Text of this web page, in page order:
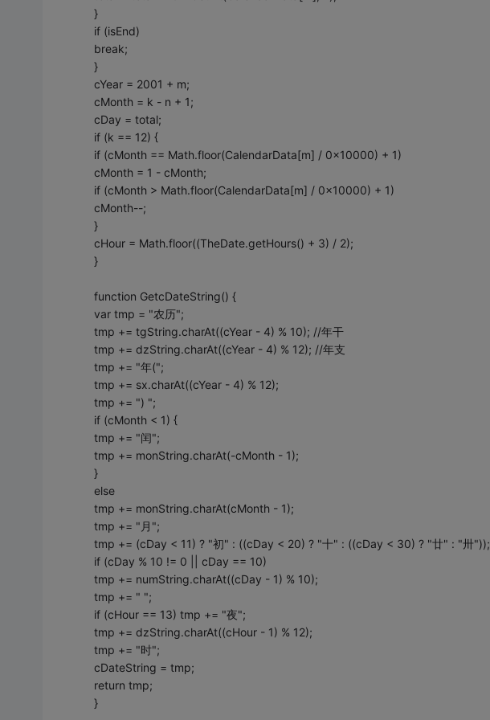
}
if (isEnd)
break;
}
cYear = 2001 + m;
cMonth = k - n + 1;
cDay = total;
if (k == 12) {
if (cMonth == Math.floor(CalendarData[m] / 0x10000) + 1)
cMonth = 1 - cMonth;
if (cMonth > Math.floor(CalendarData[m] / 0x10000) + 1)
cMonth--;
}
cHour = Math.floor((TheDate.getHours() + 3) / 2);
}
function GetcDateString() {
var tmp = "农历";
tmp += tgString.charAt((cYear - 4) % 10); //年干
tmp += dzString.charAt((cYear - 4) % 12); //年支
tmp += "年(";
tmp += sx.charAt((cYear - 4) % 12);
tmp += ") ";
if (cMonth < 1) {
tmp += "闰";
tmp += monString.charAt(-cMonth - 1);
}
else
tmp += monString.charAt(cMonth - 1);
tmp += "月";
tmp += (cDay < 11) ? "初" : ((cDay < 20) ? "十" : ((cDay < 30) ? "廿" : "卅"));
if (cDay % 10 != 0 || cDay == 10)
tmp += numString.charAt((cDay - 1) % 10);
tmp += " ";
if (cHour == 13) tmp += "夜";
tmp += dzString.charAt((cHour - 1) % 12);
tmp += "时";
cDateString = tmp;
return tmp;
}